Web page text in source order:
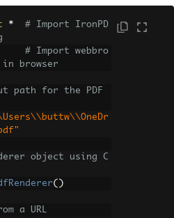
*
# Import IronPD
# Import webbro
browser
path for the PDF
object using C
()
a URL